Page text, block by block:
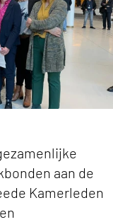
aan de
Kamerleden